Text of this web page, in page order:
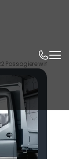
Passagiere